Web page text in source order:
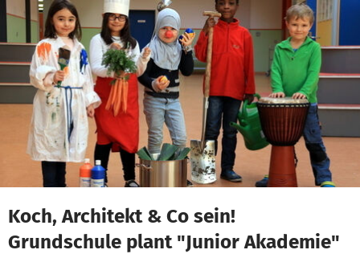
Zum Hauptinhalt springen
Erklärung zur Barrierefreiheit anzeigen
Koch, Architekt & Co sein!
Grundschule plant "Junior Akademie"